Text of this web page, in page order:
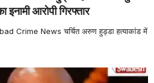
आरोपी गिरफ्तार
Crime News चर्चित अरुण हुड्डा हत्याकांड में